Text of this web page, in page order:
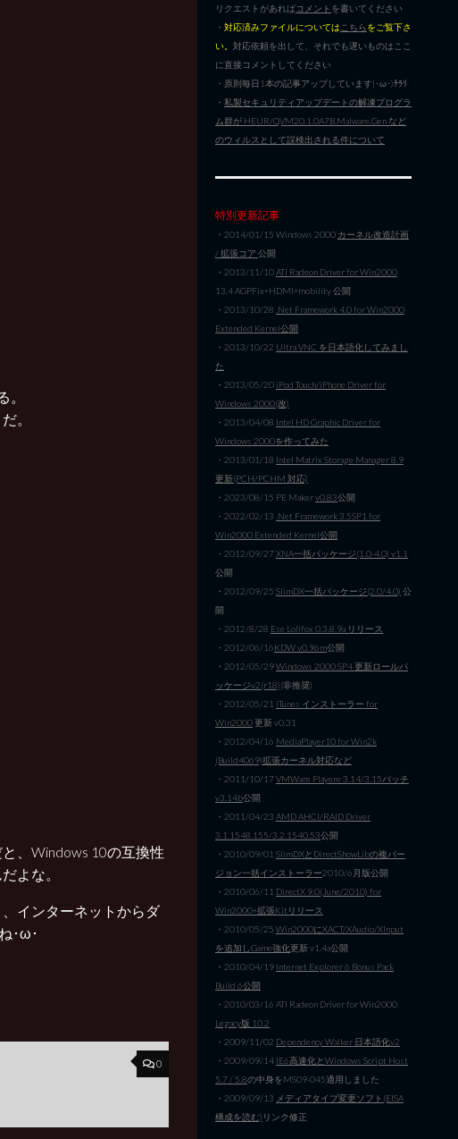
。
、Windows 10の互換性
よな。
インターネットからダ
･ω･
0
リクエストがあればコメント を書いてください
・ 対応済みファイルについては こちらをご覧下さ
い。 対応依頼を出して、それでも遅いものはここ
に直接コメントしてください
・原則毎日1本の記事アップしています|･ω･)ﾁﾗﾘ
・ 私製セキュリティアップデートの解凍プログラ
ム群が HEUR/QVM20.1.0A7B.Malware.Gen など
のウィルスとして誤検出される件について
特別更新記事
・2014/01/15 Windows 2000 カーネル改造計画
/ 拡張コア 公開
・2013/11/10ATI Radeon Driver for Win2000
13.4 AGPFix+HDMI+mobility 公開
・2013/10/28 .Net Framework 4.0 for Win2000
Extended Kernel公開
・2013/10/22 Ultra VNC を日本語化してみまし
た
・2013/05/20 iPod Touch/iPhone Driver for
Windows 2000(改)
・2013/04/08 Intel HD Graphic Driver for
Windows 2000を作ってみた
・2013/01/18 Intel Matrix Storage Manager 8.9
更新(PCH/PCHM 対応)
・2023/08/15 PE Makerv0.83公開
・2022/02/13 .Net Framework 3.5SP1 for
Win2000 Extended Kernel公開
・2012/09/27XNA一括パッケージ(1.0-4.0) v1.1
公開
・2012/09/25 SlimDX一括パッケージ(2.0/4.0) 公
開
・2012/8/28 Ese Lolifox 0.3.8.9a リリース
・2012/06/16KDW v0.96m公開
・2012/05/29Windows 2000 SP4 更新ロールパ
ッケージv2(r18)(非推奨)
・2012/05/21 iTunes インストーラー for
Win2000更新 v0.31
・2012/04/16 MediaPlayer10 for Win2k
(Build4069)拡張カーネル対応など
・2011/10/17VMWare Playere 3.14/3.15パッチ
v3.14b公開
・2011/04/23 AMD AHCI/RAID Driver
3.1.1548.155/3.2.1540.53公開
・2010/09/01 SlimDXとDirectShowLibの複バー
ジョン一括インストーラー2010/6月版公開
・2010/06/11 DirectX 9.0(June/2010) for
Win2000+拡張Kitリリース
・2010/05/25 Win2000にXACT/XAudio/XInput
を追加しGame強化更新 v1.4a公開
・2010/04/19 Internet Explorer 6 Bonus Pack
Build 6公開
・2010/03/16 ATI Radeon Driver for Win2000
Legacy版 10.2
・2009/11/02 Dependency Walker 日本語化v2
・2009/09/14 IE6高速化とWindows Script Host
5.7 / 5.8の中身をMS09-045適用しました
・2009/09/13 メディアタイプ変更ソフト(EISA
構成を読む) リンク修正